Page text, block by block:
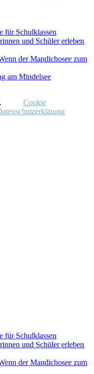
für Schulklassen
und Schüler erleben
der Mandichosee zum
am Mindelsee
Cookie
für Schulklassen
und Schüler erleben
der Mandichosee zum